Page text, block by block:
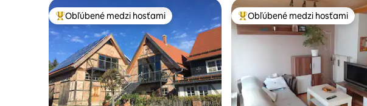
Najobľúbenejšie medzi hosťami
Obľúbené medzi hosťami Najobľúbenejšie medzi hosťami
Obľúbené medzi hosťami